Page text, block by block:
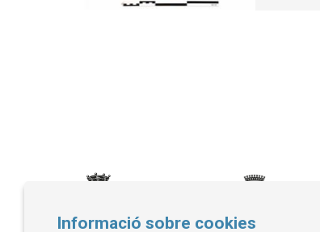
Informació sobre cookies